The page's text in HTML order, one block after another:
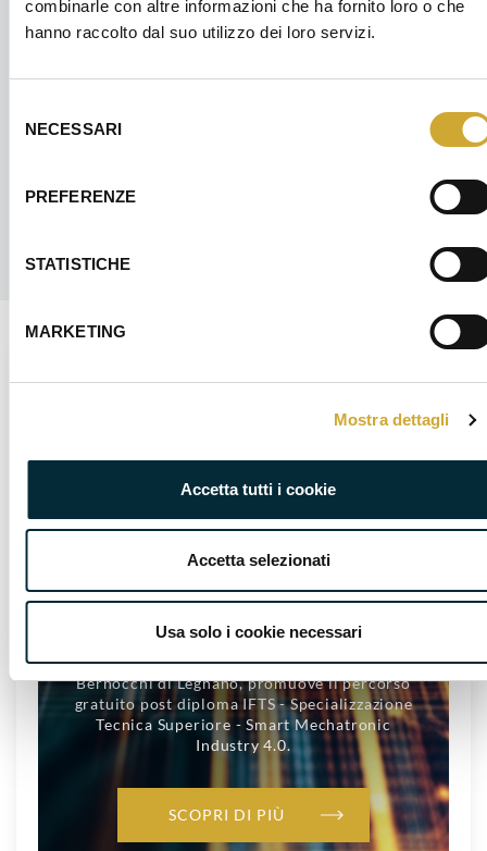
combinarle con altre informazioni che ha fornito loro o che
hanno raccolto dal suo utilizzo dei loro servizi.
delNECESSARI
PREFERENZE
STATISTICHE
MARKETING
Mostra dettagli
Accetta tutti i cookie
Accetta selezionati
Usa solo i cookie necessari
CORSO GRATUITO POST DIPLOMA IFTS
Smart Mechatronic Industry 4.0
Assoservizi Legnano insieme all’Istituto
Bernocchi di Legnano, promuove il percorso
gratuito post diploma IFTS - Specializzazione
Tecnica Superiore - Smart Mechatronic
Industry 4.0.
SCOPRI DI PIÙ